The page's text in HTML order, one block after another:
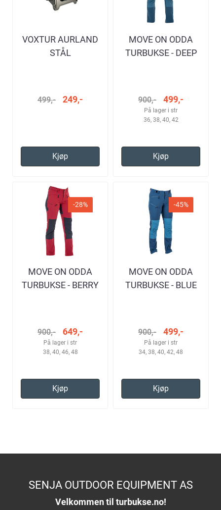
VOXTUR AURLAND
STÅL
499,- 249,-
Kjøp
MOVE ON ODDA
TURBUKSE - DEEP
900,- 499,-
På lager i str
36, 38, 40, 42
Kjøp
-28%
MOVE ON ODDA
TURBUKSE - BERRY
900,- 649,-
På lager i str
38, 40, 46, 48
Kjøp
-45%
MOVE ON ODDA
TURBUKSE - BLUE
900,- 499,-
På lager i str
34, 38, 40, 42, 48
Kjøp
SENJA OUTDOOR EQUIPMENT AS
Velkommen til turbukse.no!